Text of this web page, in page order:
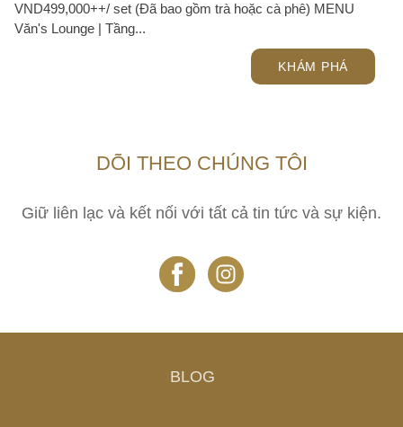
VND499,000++/ set (Đã bao gồm trà hoặc cà phê) MENU
Văn's Lounge | Tầng...
KHÁM PHÁ
DÕI THEO CHÚNG TÔI
Giữ liên lạc và kết nối với tất cả tin tức và sự kiện.
BLOG